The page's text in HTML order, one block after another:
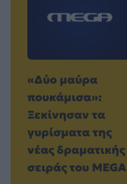
«Δύο μαύρα
πουκάμισα»:
Ξεκίνησαν τα
γυρίσματα της
νέας δραματικής
σειράς του MEGA